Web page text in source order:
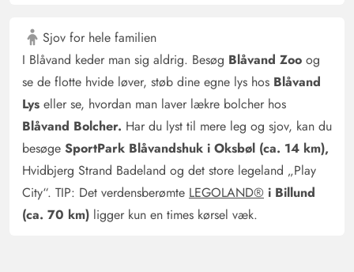
Anke Nagel
Deutschland
AI Oversat (Se oprindelig)
5 ud af 5
5 out of 5
22/03/2025
Hjertelig velkomst og et hus til velvære
Heino Kruse
Deutschland
AI Oversat (Se oprindelig)
5 ud af 5
5 ud af 5
5 out of 5
09/03/2025
Sjov for hele familien
I Blåvand keder man sig aldrig. Besøg Blåvand Zoo og
se de flotte hvide løver, støb dine egne lys hos Blåvand
Lys eller se, hvordan man laver lækre bolcher hos
Blåvand Bolcher. Har du lyst til mere leg og sjov, kan du
besøge SportPark Blåvandshuk i Oksbøl (ca. 14 km),
Hvidbjerg Strand Badeland og det store legeland „Play
City“. TIP: Det verdensberømte LEGOLAND® i Billund
(ca. 70 km) ligger kun en times kørsel væk.